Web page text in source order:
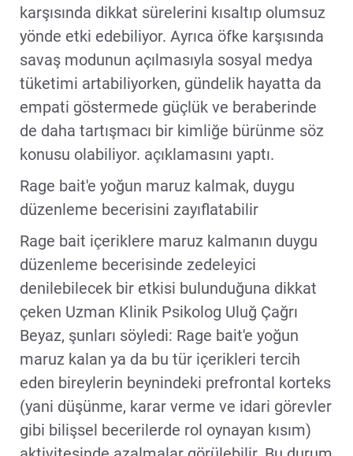
karşısında dikkat sürelerini kısaltıp olumsuz
yönde etki edebiliyor. Ayrıca öfke karşısında
savaş modunun açılmasıyla sosyal medya
tüketimi artabiliyorken, gündelik hayatta da
empati göstermede güçlük ve beraberinde
de daha tartışmacı bir kimliğe bürünme söz
konusu olabiliyor. açıklamasını yaptı.
Rage bait'e yoğun maruz kalmak, duygu
düzenleme becerisini zayıflatabilir
Rage bait içeriklere maruz kalmanın duygu
düzenleme becerisinde zedeleyici
denilebilecek bir etkisi bulunduğuna dikkat
çeken Uzman Klinik Psikolog Uluğ Çağrı
Beyaz, şunları söyledi: Rage bait'e yoğun
maruz kalan ya da bu tür içerikleri tercih
eden bireylerin beynindeki prefrontal korteks
(yani düşünme, karar verme ve idari görevler
gibi bilişsel becerilerde rol oynayan kısım)